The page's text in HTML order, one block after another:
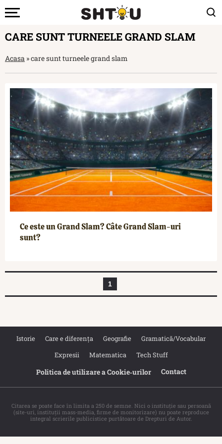
CARE SUNT TURNEELE GRAND SLAM
Acasa »care sunt turneele grand slam
Ce este un Grand Slam? Câte Grand Slam-uri
sunt?
1
Istorie Care e diferența Geografie
Gramatică/Vocabular
Expresii
Matematica Tech Stuff
Politica de utilizare a Cookie‐urilor Contact
Citarea se poate face în limita a 250 de semne. Nici o instituţie sau persoană
(site-uri, instituţii mass-media, firme de monitorizare) nu poate reproduce
integral scrierile publicistice purtătoare de Drepturi de Autor.